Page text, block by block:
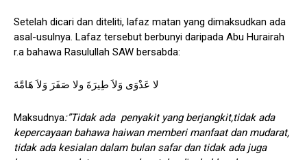
Setelah dicari dan diteliti, lafaz matan yang dimaksudkan ada
asal-usulnya. Lafaz tersebut berbunyi daripada Abu Hurairah
r.a bahawa Rasulullah SAW bersabda:
لا عَدْوَى وَلاَ طِيرَةَ ولا صَفَرَ وَلاَ هَامَّةَ
Maksudnya:”Tidak ada penyakit yang berjangkit,tidak ada
kepercayaan bahawa haiwan memberi manfaat dan mudarat,
tidak ada kesialan dalam bulan safar dan tidak ada juga